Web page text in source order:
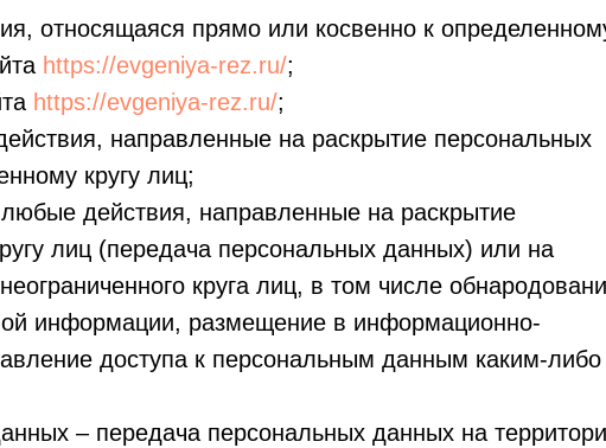
относящаяся прямо или косвенно к
https://evgeniya-rez.ru/;
https://evgeniya-rez.ru/;
направленные на раскрытие персональных
кругу лиц;
действия, направленные на раскрытие
лиц (передача персональных данных) или на
круга лиц, в том числе
информации, размещение в информационно-
доступа к персональным данным каким-либо
– передача персональных данных на